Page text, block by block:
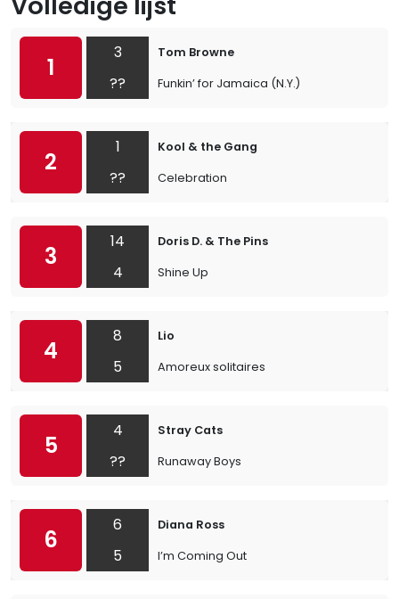
1
3
??
Tom Browne
Funkin’ for Jamaica (N.Y.)
2
1
??
Kool & the Gang
Celebration
3
14
4
Doris D. & The Pins
Shine Up
4
8
5
Lio
Amoreux solitaires
5
4
??
Stray Cats
Runaway Boys
6
6
5
Diana Ross
I’m Coming Out